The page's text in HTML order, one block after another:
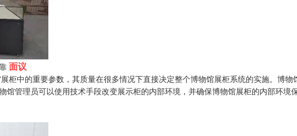
面议
柜中的重要参数，其质量在很多情况下直接决定整个博物馆展柜系统的实施。博物
馆管理员可以使用技术手段改变展示柜的内部环境，并确保博物馆展柜的内部环境